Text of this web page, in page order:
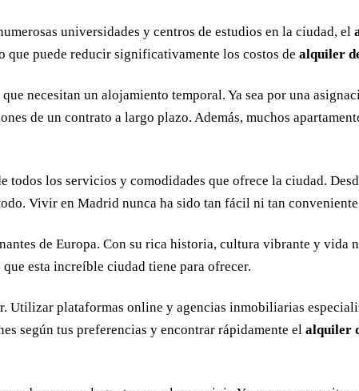
universidades y centros de estudios en la ciudad, el
que puede reducir significativamente los costos de alquiler
necesitan un alojamiento temporal. Ya sea por una
de un contrato a largo plazo. Además, muchos
los servicios y comodidades que ofrece la ciudad.
Vivir en Madrid nunca ha sido tan fácil ni tan
de Europa. Con su rica historia, cultura vibrante y vida
esta increíble ciudad tiene para ofrecer.
Utilizar plataformas online y agencias inmobiliarias
según tus preferencias y encontrar rápidamente el alquiler